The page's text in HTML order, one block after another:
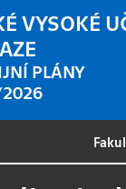
VYSOKÉ
PLÁNY